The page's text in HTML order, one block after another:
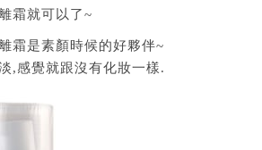
霜就可以了~
霜是素顏時候的好夥伴~
,感覺就跟沒有化妝一樣.